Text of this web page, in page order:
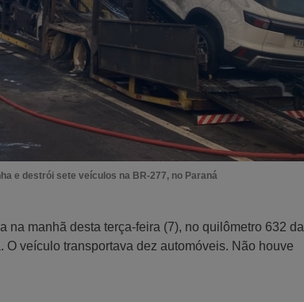
e destrói sete veículos na BR-277, no Paraná
na manhã desta terça-feira (7), no quilômetro 632 da
O veículo transportava dez automóveis. Não houve